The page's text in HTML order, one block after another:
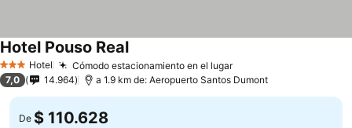
3 Estrellas
Hotel Cómodo estacionamiento en el lugar
Hotel Pouso Real
7,0 14.964 a 1.9 km de: Aeropuerto Santos Dumont
De $ 110.628